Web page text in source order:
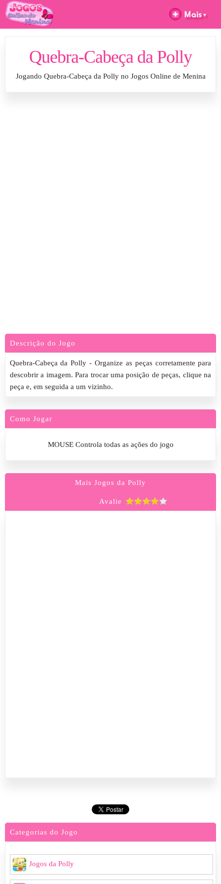
Quebra-Cabeça da Polly
Jogando Quebra-Cabeça da Polly no Jogos Online de Menina
Descrição do Jogo
Quebra-Cabeça da Polly - Organize as peças corretamente para
descobrir a imagem. Para trocar uma posição de peças, clique na
peça e, em seguida a um vizinho.
Como Jogar
MOUSE Controla todas as ações do jogo
Mais Jogos da Polly
Avalie
Categorias do Jogo
Jogos da Polly